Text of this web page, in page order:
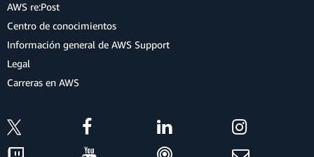
AWS re:Post
Centro de conocimientos
Información general de AWS Support
Legal
Carreras en AWS